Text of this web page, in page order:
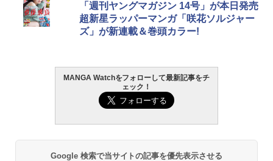
「週刊ヤングマガジン 14号」が本日発売
超新星ラッパーマンガ「咲花ソルジャー
ズ」が新連載＆巻頭カラー!
MANGA Watchをフォローして最新記事をチ
ェック！
Google 検索で当サイトの記事を優先表示させる